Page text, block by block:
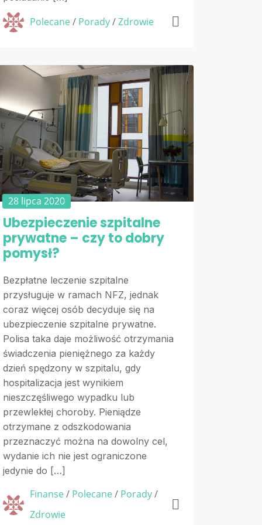
Polecane/ Porady/Zdrowie
28 lipca 2020
Ubezpieczenie szpitalne
prywatne – czy to dobry
pomysł?
Bezpłatne leczenie szpitalne
przysługuje w ramach NFZ, jednak
coraz więcej osób decyduje się na
ubezpieczenie szpitalne prywatne.
Polisa taka daje możliwość otrzymania
świadczenia pieniężnego za każdy
dzień spędzony w szpitalu, gdy
hospitalizacja jest wynikiem
nieszczęśliwego wypadku lub
przewlekłej choroby. Pieniądze
otrzymane z odszkodowania
przeznaczyć można na dowolny cel,
wydanie ich nie jest ograniczone
jedynie do […]
Finanse/ Polecane/ Porady/
Zdrowie